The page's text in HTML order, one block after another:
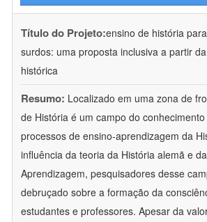
Título do Projeto:ensino de história
surdos: uma proposta inclusiva a partir
histórica
Resumo: Localizado em uma zona de
de História é um campo do
processos de ensino-aprendizagem da
influência da teoria da História alemã e
Aprendizagem, pesquisadores desse
debruçado sobre a formação da
estudantes e professores. Apesar da